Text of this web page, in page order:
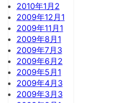
2010年1月 2
2009年12月 1
2009年11月 1
2009年8月 1
2009年7月 3
2009年6月 2
2009年5月 1
2009年4月 3
2009年3月 3